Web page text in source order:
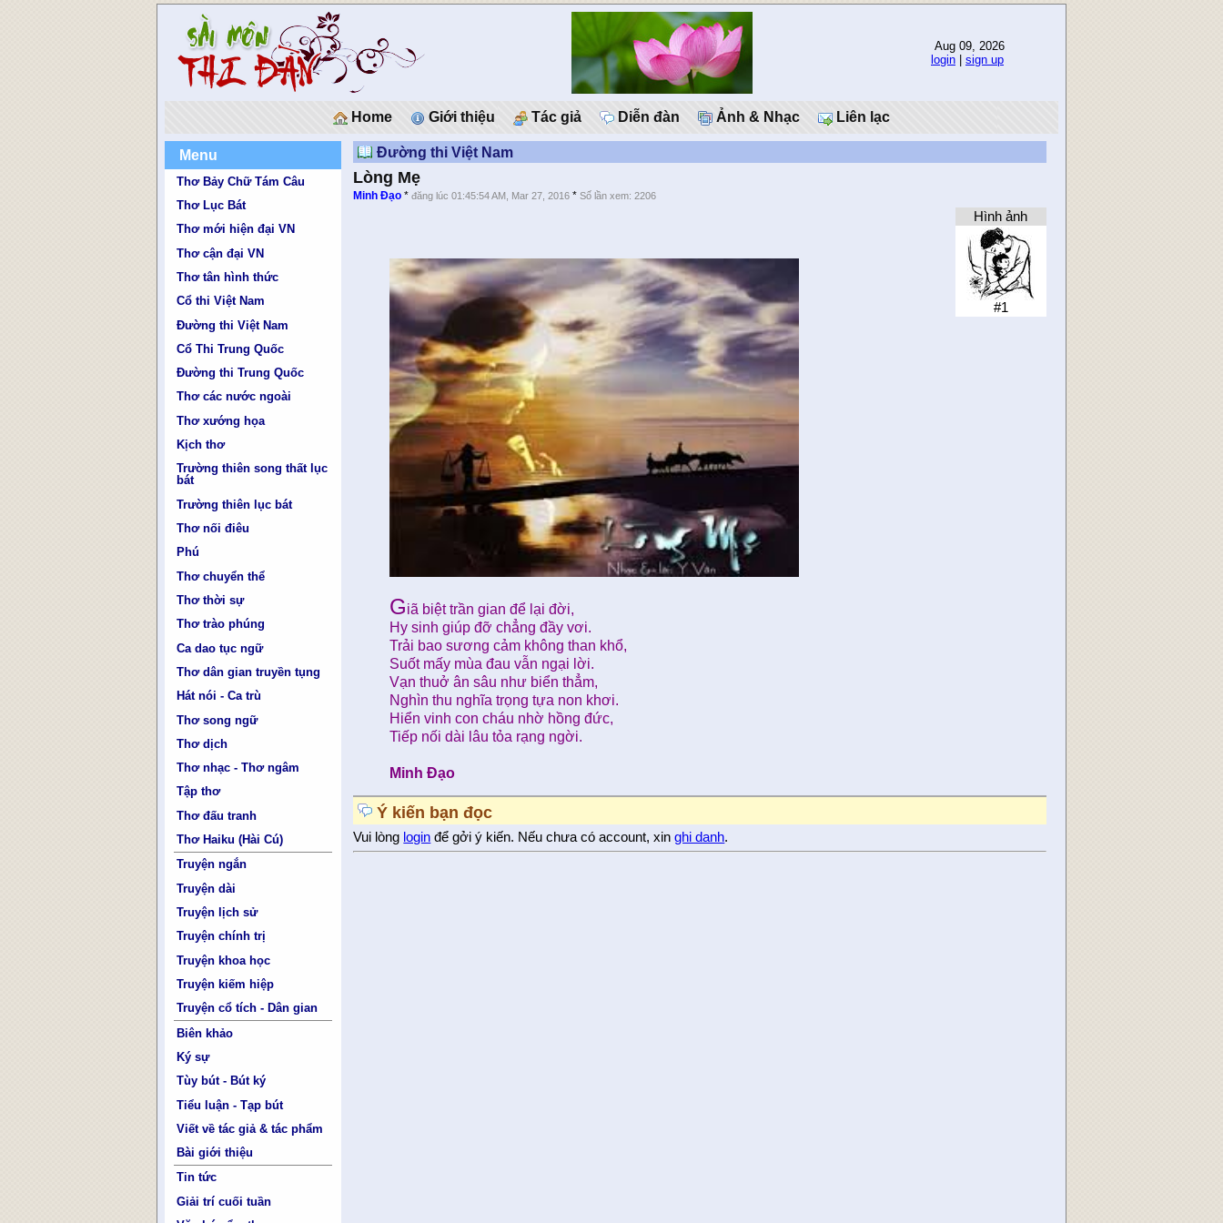
Aug 09, 2026
login
sign up
Home Giới thiệu Tác giả Diễn đàn Ảnh & Nhạc Liên lạc
Menu
Thơ Bảy Chữ Tám Câu
Thơ Lục Bát
Thơ mới hiện đại VN
Thơ cận đại VN
Thơ tân hình thức
Cổ thi Việt Nam
Đường thi Việt Nam
Cổ Thi Trung Quốc
Đường thi Trung Quốc
Thơ các nước ngoài
Thơ xướng họa
Kịch thơ
Trường thiên song thất lục
bát
Trường thiên lục bát
Thơ nối điêu
Phú
Thơ chuyển thể
Thơ thời sự
Thơ trào phúng
Ca dao tục ngữ
Thơ dân gian truyền tụng
Hát nói - Ca trù
Thơ song ngữ
Thơ dịch
Thơ nhạc - Thơ ngâm
Tập thơ
Thơ đấu tranh
Thơ Haiku (Hài Cú)
Truyện ngắn
Truyện dài
Truyện lịch sử
Truyện chính trị
Truyện khoa học
Truyện kiếm hiệp
Truyện cổ tích - Dân gian
Biên khảo
Ký sự
Tùy bút - Bút ký
Tiểu luận - Tạp bút
Viết về tác giả & tác phẩm
Bài giới thiệu
Tin tức
Giải trí cuối tuần
Đường thi Việt Nam
Lòng Mẹ
Minh Đạo *đăng lúc 01:45:54 AM, Mar 27, 2016 *Số lần xem: 2206
Hình ảnh
#1
Giã biệt trần gian để lại đời,
Hy sinh giúp đỡ chẳng đầy vơi.
Trải bao sương cảm không than khổ,
Suốt mấy mùa đau vẫn ngại lời.
Vạn thuở ân sâu như biển thẳm,
Nghìn thu nghĩa trọng tựa non khơi.
Hiển vinh con cháu nhờ hồng đức,
Tiếp nối dài lâu tỏa rạng ngời.
Minh Đạo
Ý kiến bạn đọc
Vui lòng login để gởi ý kiến. Nếu chưa có account, xinghi danh.